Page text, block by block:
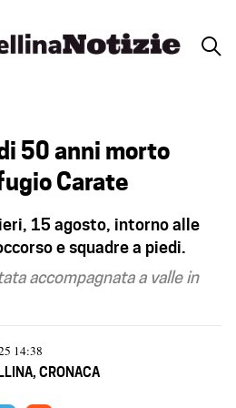
50 anni morto
Carate
15 agosto, intorno alle
e squadre a piedi.
accompagnata a valle in
14:38
, CRONACA